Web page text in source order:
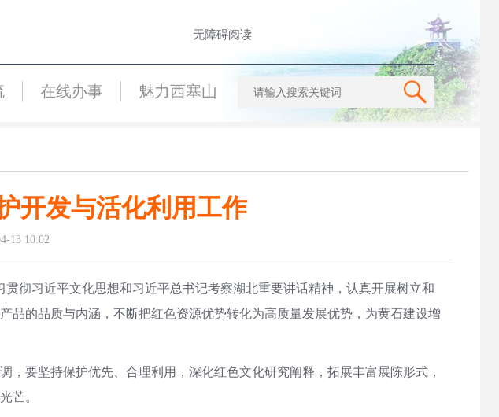
无障碍阅读
在线办事 魅力西塞山
开发与活化利用工作
13 10:02
彻习近平文化思想和习近平总书记考察湖北重要讲话精神，认真开展树立和
的品质与内涵，不断把红色资源优势转化为高质量发展优势，为黄石建设增
要坚持保护优先、合理利用，深化红色文化研究阐释，拓展丰富展陈形式，
芒。